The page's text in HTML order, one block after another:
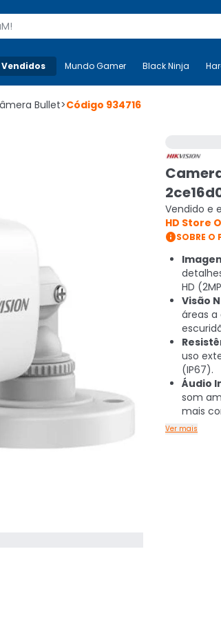
Mais-v- Mundo Gamer
Mundo Gamer Black Ninja
Bullet>Código 934716
Vendido e
HD Store
SOBRE O
HD
Visão
áreas
uso
(IP67).
Áudio
som
mais
Ver mais